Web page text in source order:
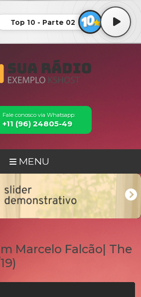
Top 10 - Parte 02
Fale conosco via Whatsapp:
+11 (96) 24805-49
MENU
Marcelo Falcão| The